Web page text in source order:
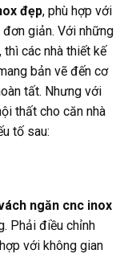
đẹp, phù hợp với
giản. Với những
các nhà thiết kế
bản vẽ đến cơ
tất. Nhưng với
thất cho căn nhà
tố sau:
ngăn cnc inox
Phải điều chỉnh
với không gian